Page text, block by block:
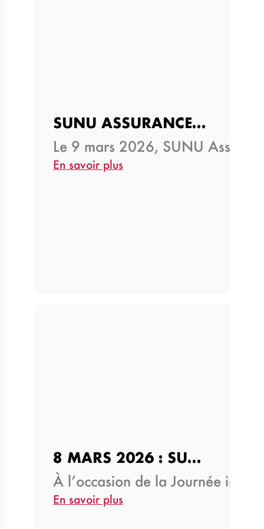
SUNU ASSURANCES CÔTE D'…
Le 9 mars 2026, SUNU
En savoir plus
8 MARS 2026 : SUNU ASSURANCES…
À l’occasion de la Journée
En savoir plus